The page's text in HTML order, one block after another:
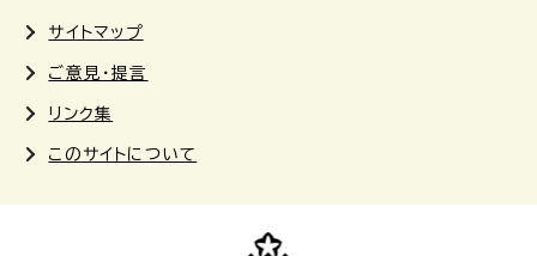
サイトマップ
ご意見・提言
リンク集
このサイトについて